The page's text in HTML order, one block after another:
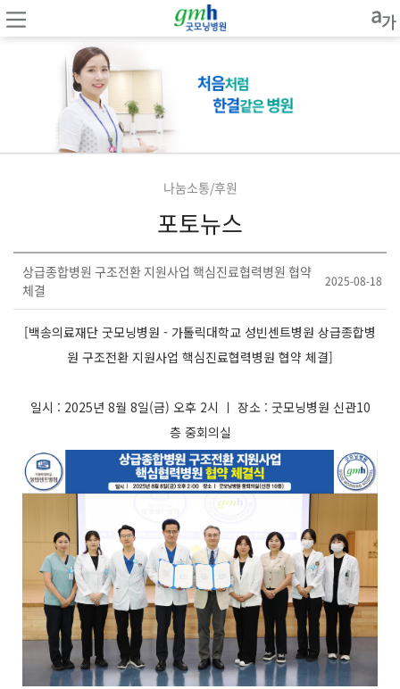
나눔소통/후원
포토뉴스
상급종합병원 구조전환 지원사업 핵심진료협력병원 협약
체결
2025-08-18